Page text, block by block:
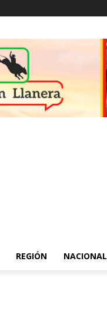
REGIÓN NACIONAL